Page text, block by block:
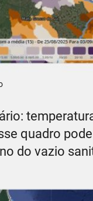
quadro
do vazio